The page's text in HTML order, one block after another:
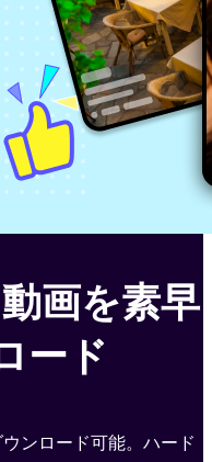
画を素早
ード
ンロード可能。ハード